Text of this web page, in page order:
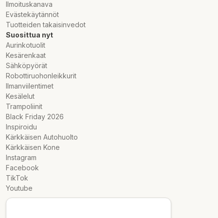
• 2 roterande, höjdjusterbara nivåer
•Muurikka Pan 38 cm
•Muurikka tändare
•Muurikka Jumpboard med stativ
• Korvställ 38 cm
•Asklåda
•Kolkrok
•Svarvharv
Ilmoituskanava
Evästekäytännöt
Tuotteiden takaisinvedot
Suosittua nyt
Aurinkotuolit
Kesärenkaat
Sähköpyörät
Robottiruohonleikkurit
Ilmanviilentimet
Kesälelut
Trampoliinit
Black Friday 2026
Inspiroidu
Kärkkäisen Autohuolto
Kärkkäisen Kone
Instagram
Facebook
TikTok
Youtube